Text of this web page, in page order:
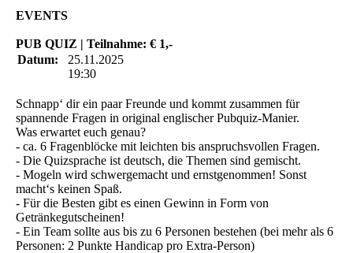
EVENTS
PUB QUIZ | Teilnahme: € 1,-
Datum:
25.11.2025
19:30
Schnapp‘ dir ein paar Freunde und kommt zusammen für
spannende Fragen in original englischer Pubquiz-Manier.
Was erwartet euch genau?
- ca. 6 Fragenblöcke mit leichten bis anspruchsvollen Fragen.
- Die Quizsprache ist deutsch, die Themen sind gemischt.
- Mogeln wird schwergemacht und ernstgenommen! Sonst
macht‘s keinen Spaß.
- Für die Besten gibt es einen Gewinn in Form von
Getränkegutscheinen!
- Ein Team sollte aus bis zu 6 Personen bestehen (bei mehr als 6
Personen: 2 Punkte Handicap pro Extra-Person)